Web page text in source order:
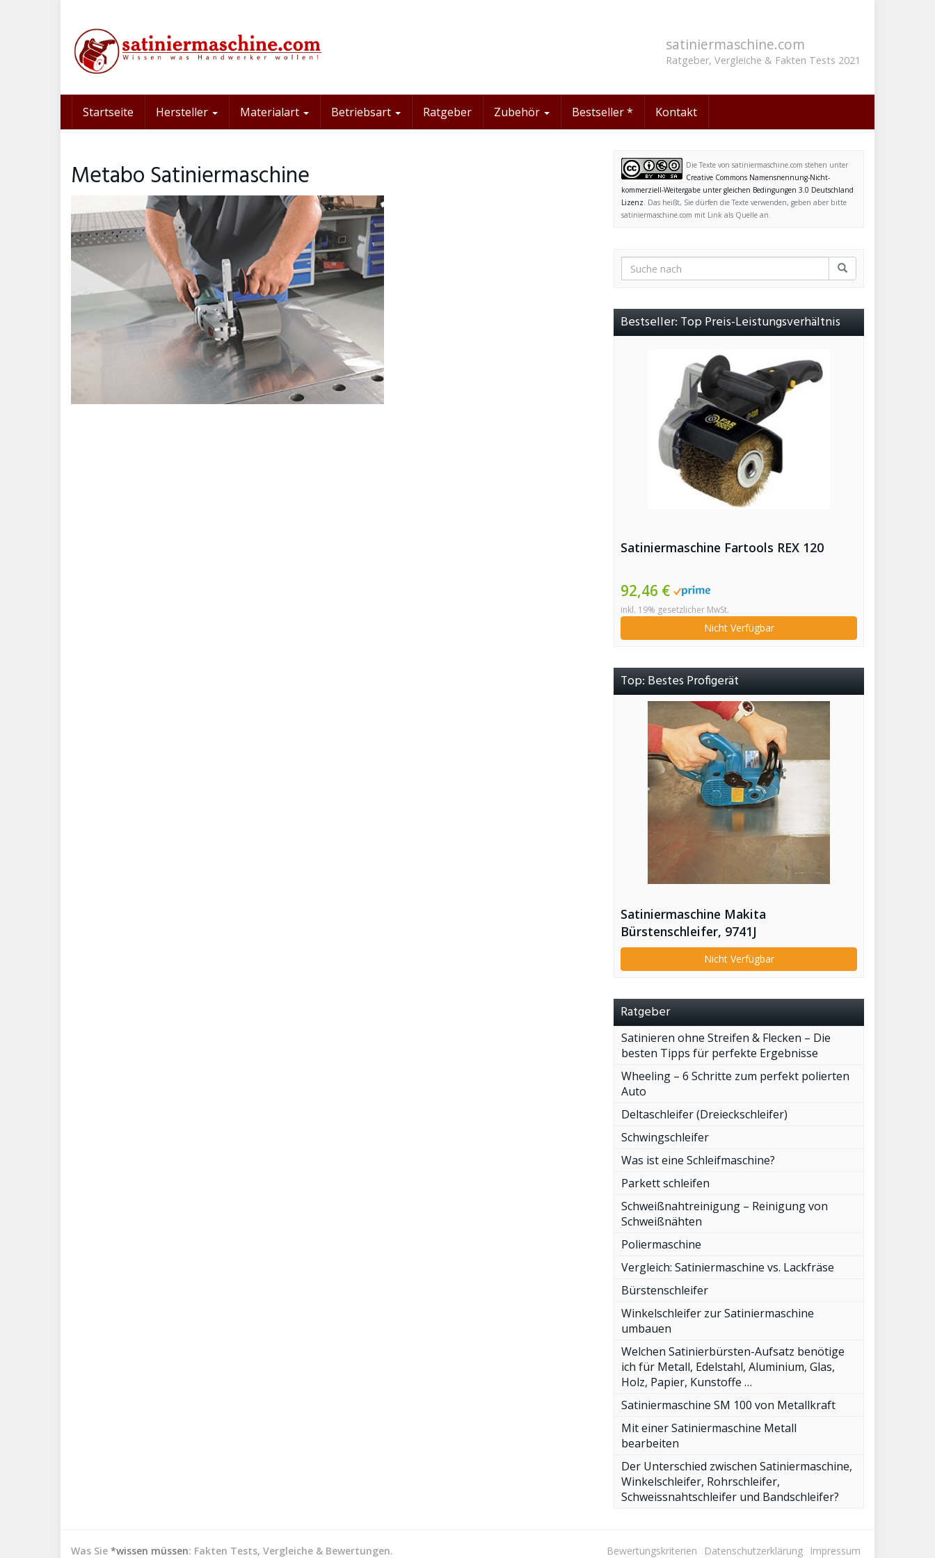
satiniermaschine.com
Ratgeber, Vergleiche & Fakten Tests 2021
Startseite Hersteller Materialart Betriebsart Ratgeber Zubehör Bestseller * Kontakt
Metabo Satiniermaschine
Die Texte von satiniermaschine.com stehen unter
Creative Commons Namensnennung-Nicht-
kommerziell-Weitergabe unter gleichen Bedingungen 3.0 Deutschland
Lizenz. Das heißt, Sie dürfen die Texte verwenden, geben aber bitte
satiniermaschine.com mit Link als Quelle an.
Bestseller: Top Preis-Leistungsverhältnis
Satiniermaschine Fartools REX 120
92,46 €
inkl. 19% gesetzlicher MwSt.
Nicht Verfügbar
Top: Bestes Profigerät
Satiniermaschine Makita
Bürstenschleifer, 9741J
Nicht Verfügbar
Ratgeber
Satinieren ohne Streifen & Flecken – Die
besten Tipps für perfekte Ergebnisse
Wheeling – 6 Schritte zum perfekt polierten
Auto
Deltaschleifer (Dreieckschleifer)
Schwingschleifer
Was ist eine Schleifmaschine?
Parkett schleifen
Schweißnahtreinigung – Reinigung von
Schweißnähten
Poliermaschine
Vergleich: Satiniermaschine vs. Lackfräse
Bürstenschleifer
Winkelschleifer zur Satiniermaschine
umbauen
Welchen Satinierbürsten-Aufsatz benötige
ich für Metall, Edelstahl, Aluminium, Glas,
Holz, Papier, Kunstoffe …
Satiniermaschine SM 100 von Metallkraft
Mit einer Satiniermaschine Metall
bearbeiten
Der Unterschied zwischen Satiniermaschine,
Winkelschleifer, Rohrschleifer,
Schweissnahtschleifer und Bandschleifer?
Was Sie *wissen müssen: Fakten Tests, Vergleiche & Bewertungen. Bewertungskriterien Datenschutzerklärung Impressum